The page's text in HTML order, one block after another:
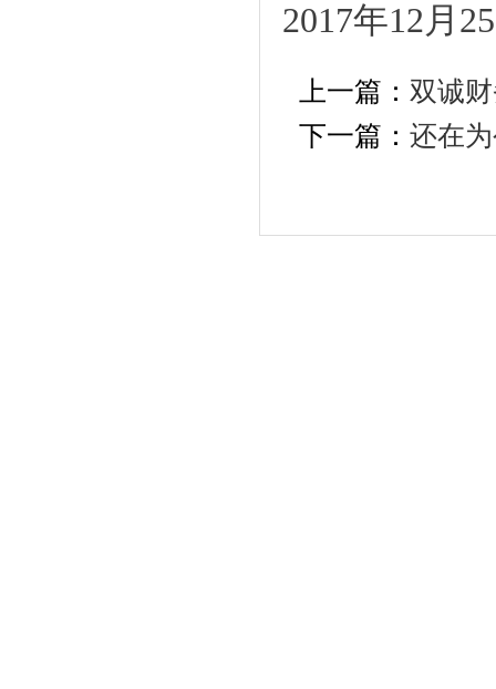
2017年12月
上一篇： 双诚
下一篇： 还在